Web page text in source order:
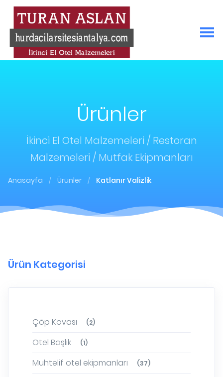
Ürünler
İkinci El Otel Malzemeleri / Restoran
Malzemeleri / Mutfak Ekipmanları
Anasayfa / Ürünler / Katlanır Valizlik
Ürün Kategorisi
Çöp Kovası (2)
Otel Başlık (1)
Muhtelif otel ekipmanları (37)